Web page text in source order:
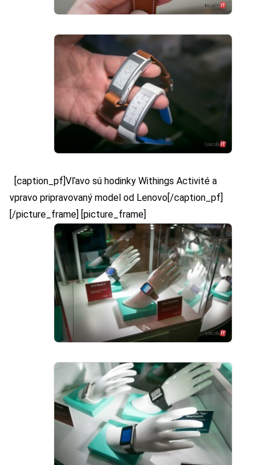
[caption_pf]Vľavo sú hodinky Withings Activité a
vpravo pripravovaný model od Lenovo[/caption_pf]
[/picture_frame] [picture_frame]